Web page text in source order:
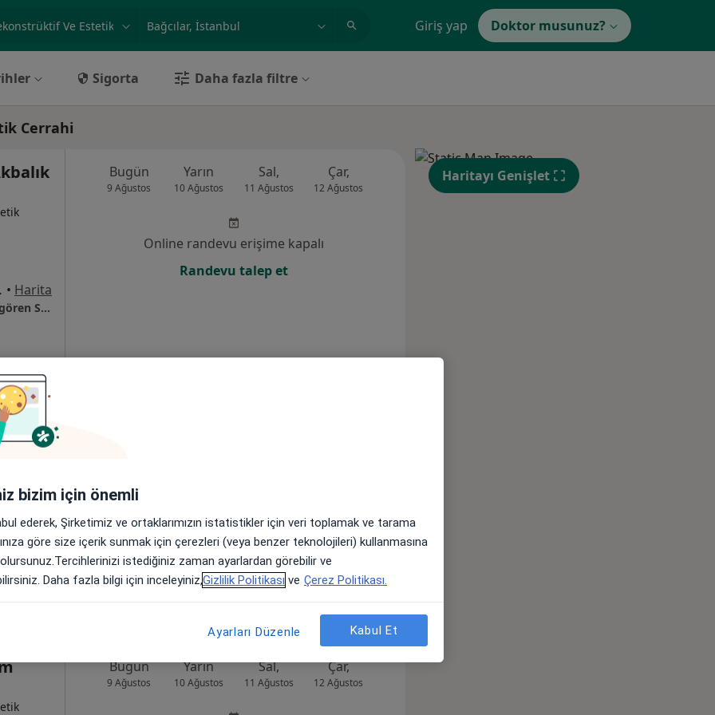
örnek: İstanbul Giriş yap Doktor musunuz?
Sigorta Daha fazla filtre
Cerrahi
İstanbul • Harita
Bağcılar Eğitim Ve Araştırma Hastanesi Güngören Semt Polikliniği
Bugün
9 Ağustos
Yarın
10 Ağustos
Sal,
11 Ağustos
Çar,
12 Ağustos 13 Ağustos
Cum,
14 Ağustos
Cmt,
15 Ağustos
Online randevu erişime kapalı
Randevu talep et
• Harita
Randevu talep et
Bugün
9 Ağustos
Yarın
10 Ağustos
Sal,
11 Ağustos
Çar,
12 Ağustos
Per,
Haritayı Genişlet
bizim için önemli
ederek, Şirketimiz ve ortaklarımızın istatistikler için veri toplamak ve tarama
göre size içerik sunmak için çerezleri (veya benzer teknolojileri) kullanmasına
istediğiniz zaman ayarlardan görebilir ve
Daha fazla bilgi için inceleyiniz,Gizlilik Politikası ve Çerez Politikası.
Ayarları Düzenle Kabul Et